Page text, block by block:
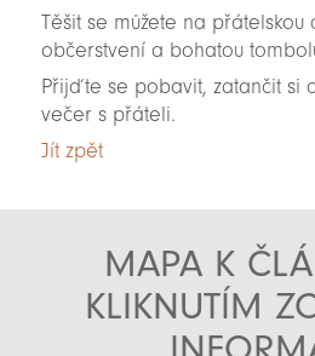
Těšit se můžete na přátelskou
občerstvení a bohatou
Přijďte se pobavit, zatančit si
večer s přáteli.
Jít zpět
MAPA K
KLIKNUTÍM